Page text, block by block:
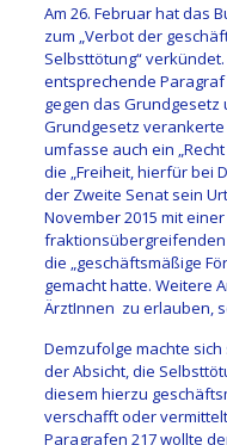
Am 26. Februar hat das
zum „Verbot der
Selbsttötung“
entsprechende Paragraf
gegen das Grundgesetz
Grundgesetz
umfasse auch ein
die „Freiheit, hierfür bei
der Zweite Senat sein
November 2015 mit
die „geschäftsmäßige
gemacht hatte. Weitere
ÄrztInnen zu erlauben,
Demzufolge machte
der Absicht, die
diesem hierzu
verschafft oder
Paragrafen 217 wollte